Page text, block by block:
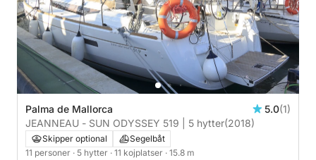
Palma de Mallorca 5.0(1)
JEANNEAU - SUN ODYSSEY 519 | 5 hytter(2018)
Skipper optional
Segelbåt
11 personer · 5 hytter · 11 kojplatser · 15.8 m